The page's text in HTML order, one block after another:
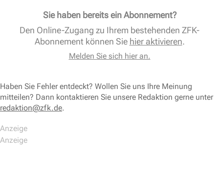
Sie haben bereits ein Abonnement?
Den Online-Zugang zu Ihrem bestehenden ZFK-
Abonnement können Sie hier aktivieren.
Melden Sie sich hier an.
Haben Sie Fehler entdeckt? Wollen Sie uns Ihre Meinung
mitteilen? Dann kontaktieren Sie unsere Redaktion gerne unter
redaktion@zfk.de.